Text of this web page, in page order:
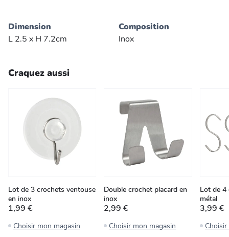
Dimension
L 2.5 x H 7.2cm
Composition
Inox
Craquez aussi
Lot de 3 crochets ventouse
en inox
1,99 €
Choisir mon magasin
Double crochet placard en
inox
2,99 €
Choisir mon magasin
Lot de 4
métal
3,99 €